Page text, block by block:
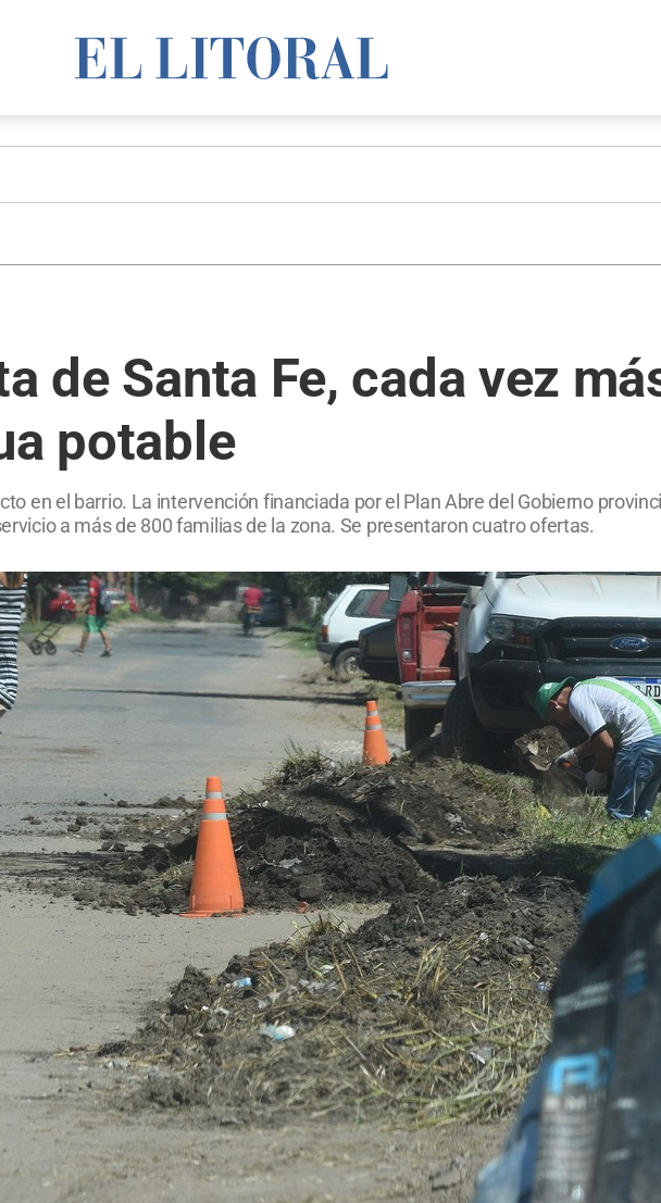
de Santa Fe, cada vez
potable
en el barrio. La intervención financiada por el Plan Abre del Gobierno
a más de 800 familias de la zona. Se presentaron cuatro ofertas.